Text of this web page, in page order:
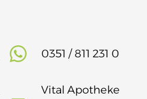
0351 / 811 231 0
Vital Apotheke